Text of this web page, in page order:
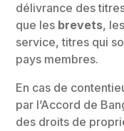
délivrance des
que les brevets, les
service, titres qui
pays membres.
En cas de
par l’Accord de
des droits de